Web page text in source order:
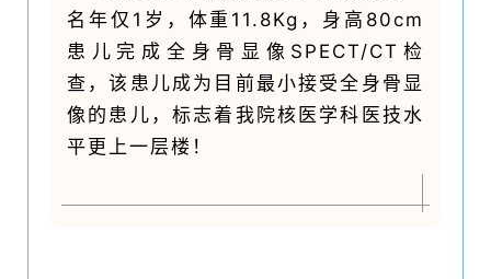
名年仅1岁，体重11.8Kg，身高80cm
患儿完成全身骨显像SPECT/CT检
查，该患儿成为目前最小接受全身骨显
像的患儿，标志着我院核医学科医技水
平更上一层楼！